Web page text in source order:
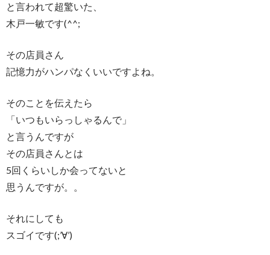
と言われて超驚いた、
木戸一敏です(^^;
その店員さん
記憶力がハンパなくいいですよね。
そのことを伝えたら
「いつもいらっしゃるんで」
と言うんですが
その店員さんとは
5回くらいしか会ってないと
思うんですが。。
それにしても
スゴイです(;’∀’)